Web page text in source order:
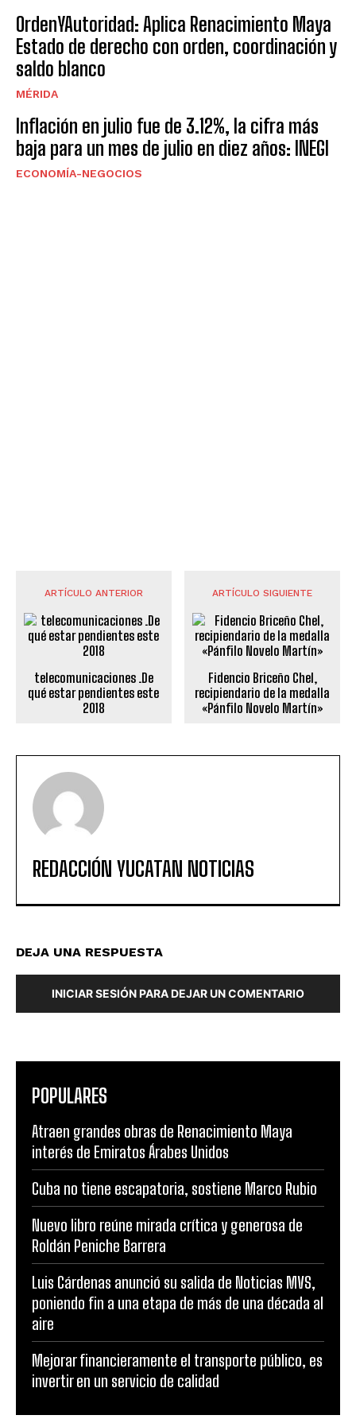
OrdenYAutoridad: Aplica Renacimiento Maya
Estado de derecho con orden, coordinación y
saldo blanco
MÉRIDA
Inflación en julio fue de 3.12%, la cifra más
baja para un mes de julio en diez años: INEGI
ECONOMÍA-NEGOCIOS
ARTÍCULO ANTERIOR
telecomunicaciones .De
qué estar pendientes este
2018
ARTÍCULO SIGUIENTE
Fidencio Briceño Chel,
recipiendario de la medalla
«Pánfilo Novelo Martín»
REDACCIÓN YUCATAN NOTICIAS
DEJA UNA RESPUESTA
INICIAR SESIÓN PARA DEJAR UN COMENTARIO
POPULARES
Atraen grandes obras de Renacimiento Maya
interés de Emiratos Árabes Unidos
Cuba no tiene escapatoria, sostiene Marco Rubio
Nuevo libro reúne mirada crítica y generosa de
Roldán Peniche Barrera
Luis Cárdenas anunció su salida de Noticias MVS,
poniendo fin a una etapa de más de una década al
aire
Mejorar financieramente el transporte público, es
invertir en un servicio de calidad